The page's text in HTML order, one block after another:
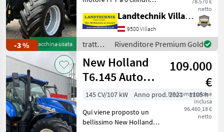
-3 % Macchina usata
netto
polvere, cambio
Autocommand da 50 km/h,
impianto idraulico
anteriore + 2 distributori
inte
Landtechnik Villach GmbH
9500 Villach
trattori
/ New
Holland
Rivenditore Premium Gold
New Holland
T6.145 Auto
Command (Fase
V)
109.000
€
IVA/commissione
inclusa
96.460,18 €
netto
145 CV/107 kW Anno prod. 2021
1105 h
Qui viene proposto un
bellissimo New Holland